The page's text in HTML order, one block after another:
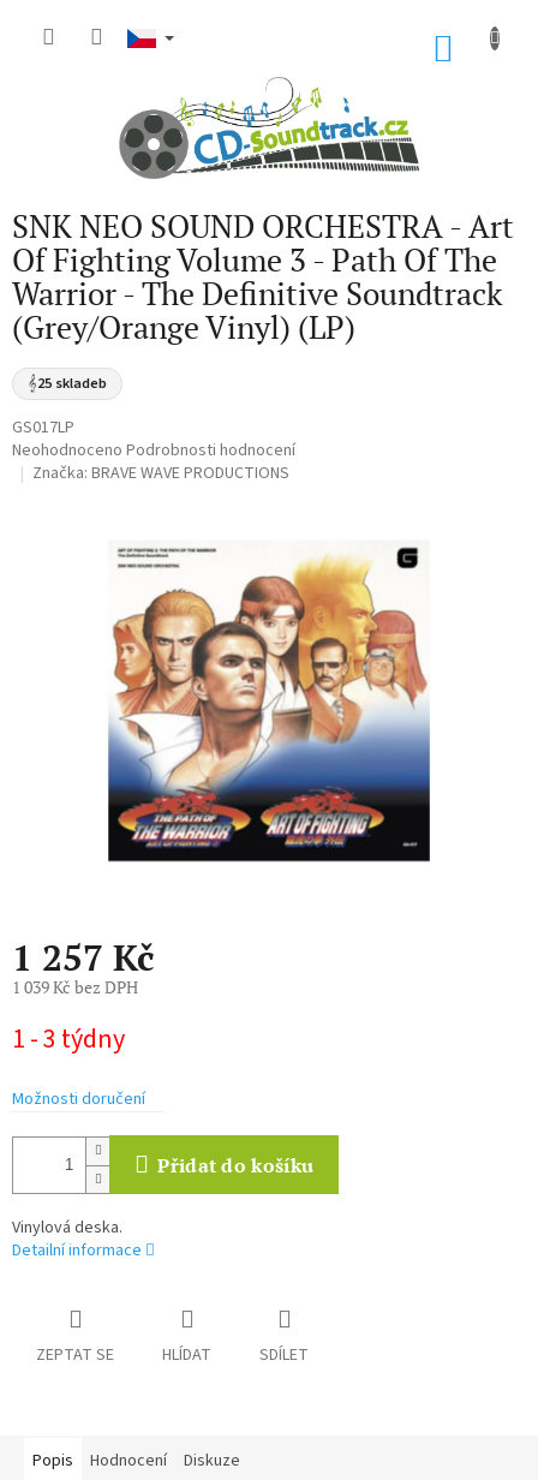
SNK NEO SOUND ORCHESTRA - Art
Of Fighting Volume 3 - Path Of The
Warrior - The Definitive Soundtrack
(Grey/Orange Vinyl) (LP)
𝄞25 skladeb
GS017LP
Průměrné
hodnocení
Neohodnoceno Podrobnosti hodnocení
Značka: BRAVE WAVE PRODUCTIONS
1 257 Kč
1 039 Kč bez DPH
cena:
1 - 3 týdny
Možnosti doručení
Přidat do košíku
Vinylová deska.
Detailní informace
ZEPTAT SE HLÍDAT SDÍLET
Popis Hodnocení Diskuze